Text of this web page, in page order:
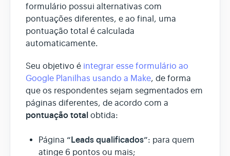
formulário possui alternativas com
pontuações diferentes, e ao final, uma
pontuação total é calculada
automaticamente.
Seu objetivo é integrar esse formulário ao
Google Planilhas usando a Make, de forma
que os respondentes sejam segmentados em
páginas diferentes, de acordo com a
pontuação total obtida:
Página “Leads qualificados”: para quem
atinge 6 pontos ou mais;